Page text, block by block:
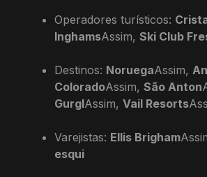
Operadores turísticos:
InghamsAssim, Ski Club
Destinos: NoruegaAssim,
ColoradoAssim, São Anton
GurglAssim, Vail Resorts
Varejistas: Ellis Brigham
esqui